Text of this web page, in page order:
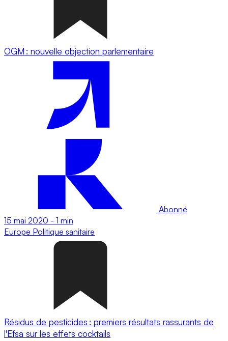
OGM : nouvelle objection parlementaire
Abonné
15 mai 2020 - 1 min
Europe Politique sanitaire
Résidus de pesticides : premiers résultats rassurants de
l'Efsa sur les effets cocktails